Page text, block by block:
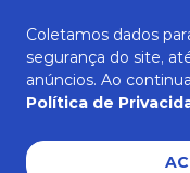
ATENDIMENTO
Coletamos dados
segurança do site,
anúncios. Ao
Política de